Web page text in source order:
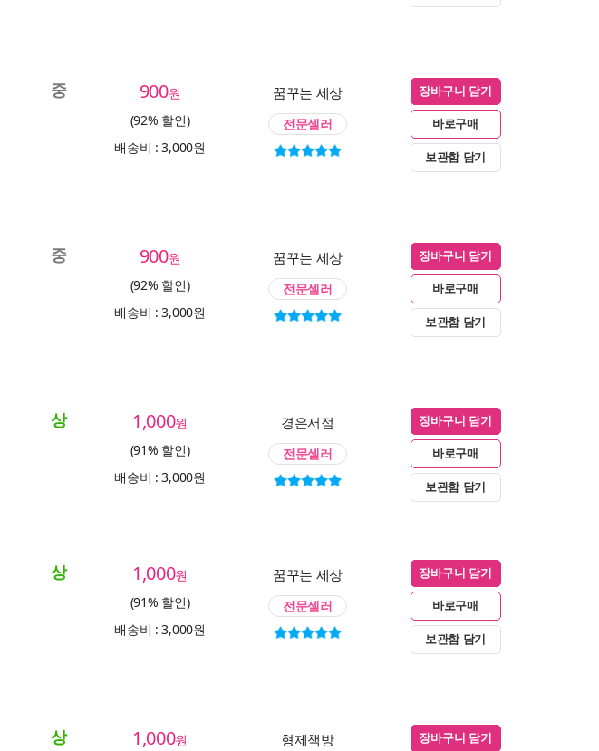
중 900원
(92% 할인)
배송비 : 3,000원
꿈꾸는 세상
전문셀러
장바구니 담기
바로구매
보관함 담기
중 900원
(92% 할인)
배송비 : 3,000원
꿈꾸는 세상
전문셀러
장바구니 담기
바로구매
보관함 담기
상 1,000원
(91% 할인)
배송비 : 3,000원
경은서점
전문셀러
장바구니 담기
바로구매
보관함 담기
상 1,000원
(91% 할인)
배송비 : 3,000원
꿈꾸는 세상
전문셀러
장바구니 담기
바로구매
보관함 담기
상 1,000원
형제책방 장바구니 담기